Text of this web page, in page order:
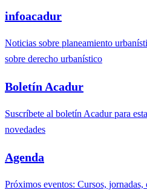
infoacadur
Noticias sobre planeamiento
sobre derecho urbanístico
Boletín Acadur
Suscríbete al boletín Acadur para
novedades
Agenda
Próximos eventos: Cursos, jornadas,